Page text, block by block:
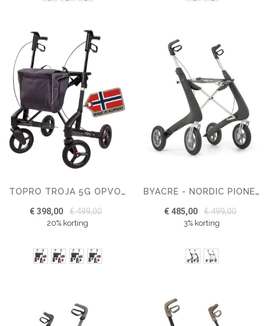
TOPRO TROJA 5G OPVOUWBARE PREMIUM ROLLATOR MET GEÏNTEGREERDE KANTELHULP
€ 398,00 € 499,00
20% korting
BYACRE - NORDIC PIONEER LICHTGEWICHT DESIGN ROLLATOR
€ 485,00 € 499,00
3% korting